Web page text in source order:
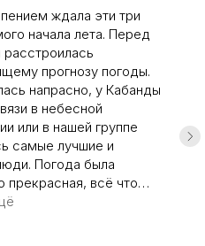
ждала эти три
начала лета. Перед
расстроилась
прогнозу погоды.
напрасно, у Кабанды
в небесной
или в нашей группе
самые лучшие и
Погода была
прекрасная, всё что
в нашем туре
видами,